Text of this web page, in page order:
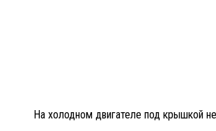
На холодном двигателе под крышкой